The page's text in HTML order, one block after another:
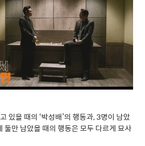
있을 때의 ‘박성배’의 행동과, 3명이 남았
둘만 남았을 때의 행동은 모두 다르게 묘사